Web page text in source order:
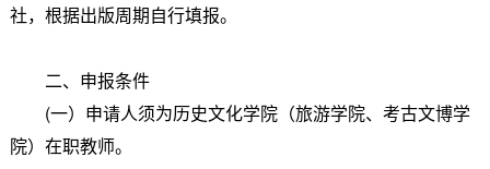
社，根据出版周期自行填报。
二、申报条件
(一）申请人须为历史文化学院（旅游学院、考古文博学
院）在职教师。